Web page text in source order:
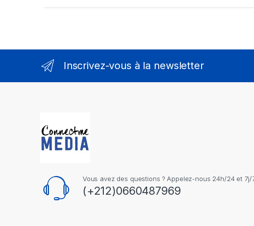
Inscrivez-vous à la newsletter
Vous avez des questions ? Appelez-nous 24h/24 et 7j/
(+212)0660487969